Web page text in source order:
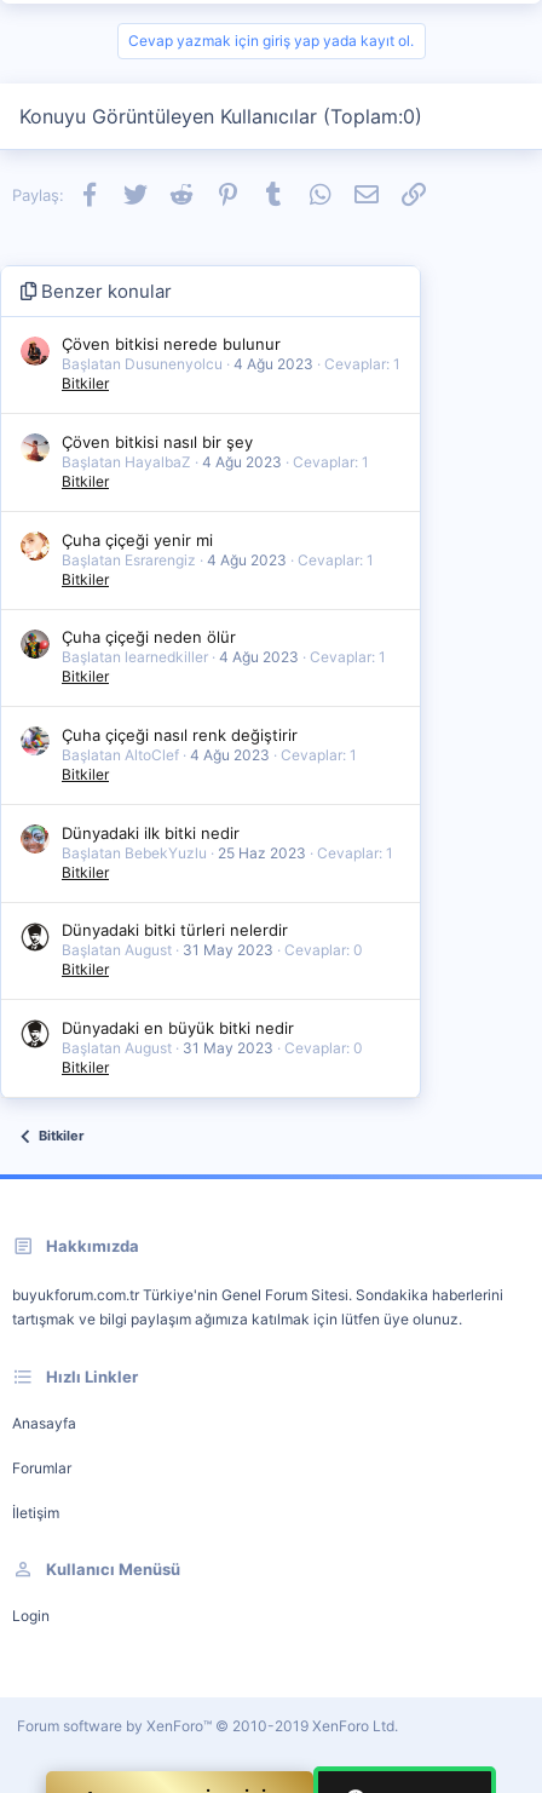
Cevap yazmak için giriş yap yada kayıt ol.
Konuyu Görüntüleyen Kullanıcılar (Toplam:0)
Paylaş: Facebook
TwitterReddit PinterestTumblrWhatsApp
E-postaLink
Benzer konular
Çöven bitkisi nerede bulunur
Başlatan Dusunenyolcu 4 Ağu 2023
Cevaplar: 1
Bitkiler
Çöven bitkisi nasıl bir şey
Başlatan HayalbaZ 4 Ağu 2023
Cevaplar: 1
Bitkiler
Çuha çiçeği yenir mi
Başlatan Esrarengiz 4 Ağu 2023
Cevaplar: 1
Bitkiler
Çuha çiçeği neden ölür
Başlatan learnedkiller 4 Ağu 2023
Cevaplar: 1
Bitkiler
Çuha çiçeği nasıl renk değiştirir
Başlatan AltoClef 4 Ağu 2023
Cevaplar: 1
Bitkiler
Dünyadaki ilk bitki nedir
Başlatan BebekYuzlu 25 Haz 2023
Cevaplar: 1
Bitkiler
Dünyadaki bitki türleri nelerdir
Başlatan August 31 May 2023
Cevaplar: 0
Bitkiler
Dünyadaki en büyük bitki nedir
Başlatan August 31 May 2023
Cevaplar: 0
Bitkiler
Bitkiler
Hakkımızda
buyukforum.com.tr Türkiye'nin Genel Forum Sitesi. Sondakika haberlerini
tartışmak ve bilgi paylaşım ağımıza katılmak için lütfen üye olunuz.
Hızlı Linkler
Anasayfa
Forumlar
İletişim
Kullanıcı Menüsü
Login
Forum software by XenForo™ © 2010-2019 XenForo Ltd.